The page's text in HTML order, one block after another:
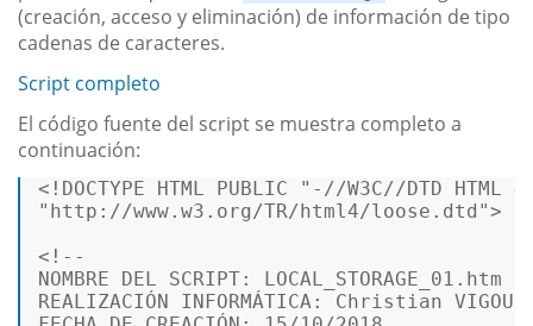
(creación, acceso y eliminación) de información de tipo
cadenas de caracteres.
Script completo
El código fuente del script se muestra completo a
continuación:
<!DOCTYPE HTML PUBLIC
"-//W3C//DTD
"http://www.w3.org/TR/html4/loose.dtd">
<!--
NOMBRE DEL SCRIPT: LOCAL_STORAGE_01.htm
REALIZACIÓN INFORMÁTICA: Christian